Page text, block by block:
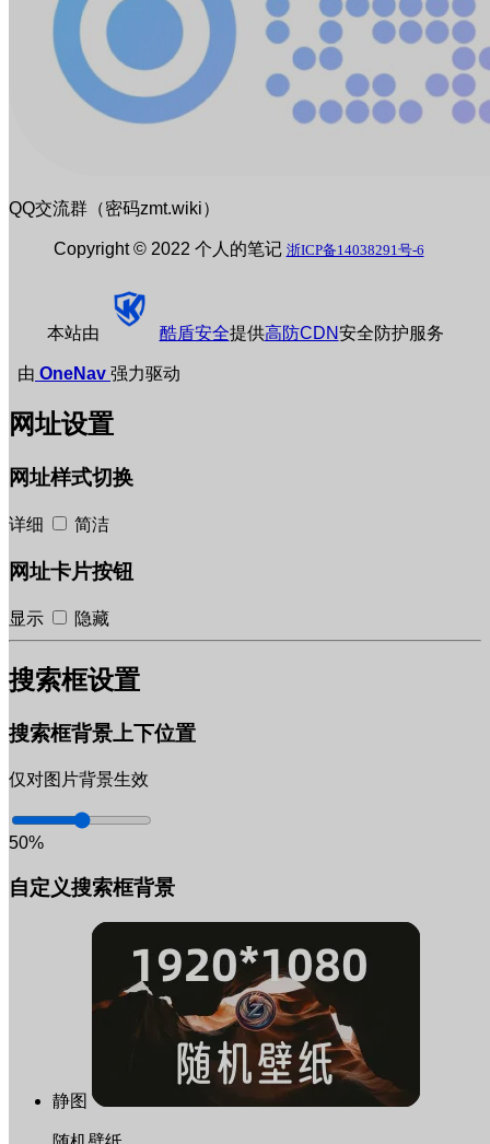
QQ交流群（密码zmt.wiki）
Copyright © 2022 个人的笔记 浙ICP备14038291号-6
本站由 酷盾安全提供高防CDN安全防护服务
由 OneNav 强力驱动
网址设置
网址样式切换
详细 简洁
网址卡片按钮
显示 隐藏
搜索框设置
搜索框背景上下位置
仅对图片背景生效
50%
自定义搜索框背景
静图